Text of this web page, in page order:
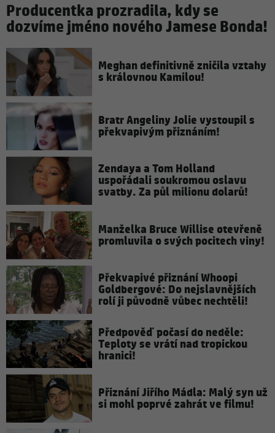
Producentka prozradila, kdy se
dozvíme jméno nového Jamese Bonda!
Meghan definitivně zničila vztahy
s královnou Kamilou!
Bratr Angeliny Jolie vystoupil s
překvapivým přiznáním!
Zendaya a Tom Holland
uspořádali soukromou oslavu
svatby. Za půl milionu dolarů!
Manželka Bruce Willise otevřeně
promluvila o svých pocitech viny!
Překvapivé přiznání Whoopi
Goldbergové: Do nejslavnějších
rolí ji původně vůbec nechtěli!
Předpověď počasí do neděle:
Teploty se vrátí nad tropickou
hranici!
Přiznání Jiřího Mádla: Malý syn už
si mohl poprvé zahrát ve filmu!